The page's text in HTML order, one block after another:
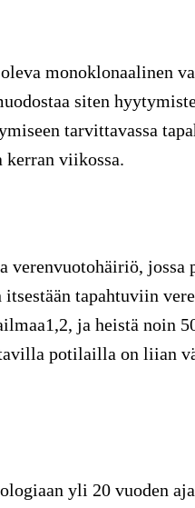
monoklonaalinen
siten
tarvittavassa
kerran viikossa.
verenvuotohäiriö,
tapahtuviin
ja heistä noin
potilailla on liian
yli 20 vuoden